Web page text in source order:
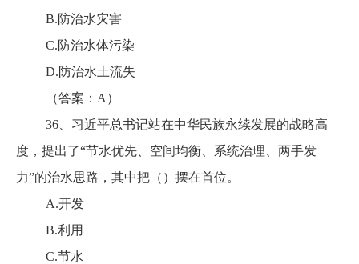
B.防治水灾害
C.防治水体污染
D.防治水土流失
（答案：A）
36、习近平总书记站在中华民族永续发展的战略高
度，提出了“节水优先、空间均衡、系统治理、两手发
力”的治水思路，其中把（）摆在首位。
A.开发
B.利用
C.节水